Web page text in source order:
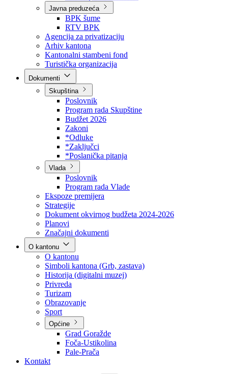
Direkcija za robne rezerve
Direkcija za ceste
Direkcija za šumarstvo
Javna preduzeća
BPK šume
RTV BPK
Agencija za privatizaciju
Arhiv kantona
Kantonalni stambeni fond
Turistička organizacija
Skupština
Poslovnik
Program rada Skupštine
Budžet 2026
Zakoni
*Odluke
*Zaključci
*Poslanička pitanja
Vlada
Poslovnik
Program rada Vlade
Ekspoze premijera
Strategije
Dokument okvirnog budžeta 2024-2026
Planovi
Značajni dokumenti
O kantonu
O kantonu
Simboli kantona (Grb, zastava)
Historija (digitalni muzej)
Privreda
Turizam
Obrazovanje
Općine